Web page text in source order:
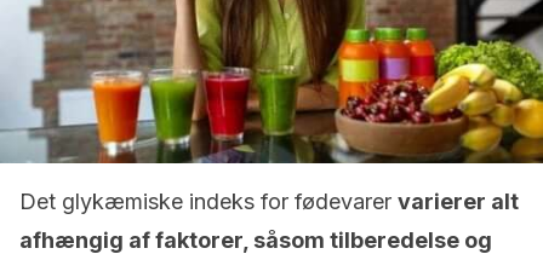
Det glykæmiske indeks for fødevarer varierer alt
afhængig af faktorer, såsom tilberedelse og